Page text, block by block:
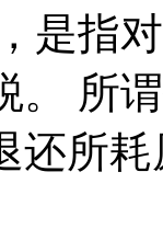
是指
。 所
还所